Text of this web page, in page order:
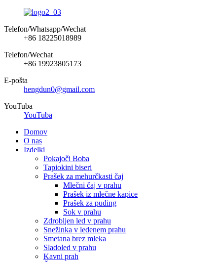
Telefon/Whatsapp/Wechat
+86 18225018989
Telefon/Wechat
+86 19923805173
E-pošta
hengdun0@gmail.com
YouTuba
YouTuba
Domov
O nas
Izdelki
Pokajoči Boba
Tapiokini biseri
Prašek za mehurčkasti čaj
Mlečni čaj v prahu
Prašek iz mlečne kapice
Prašek za puding
Sok v prahu
Zdrobljen led v prahu
Snežinka v ledenem prahu
Smetana brez mleka
Sladoled v prahu
Kavni prah